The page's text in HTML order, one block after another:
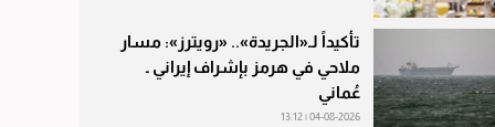
تأكيداً لـ«الجريدة».. «رويترز»: مسار
ملاحي في هرمز بإشراف إيراني ـ
عُماني
04-08-2026 | 13:12